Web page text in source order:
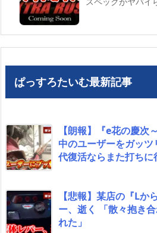
ぱっすろたいむ最新記事
【朗報】『e花の慶次
中のユーザーをガッ
代復活ならまた打ちに
【悲報】某店の『L
ー、逝く 「散々抱き
れた」